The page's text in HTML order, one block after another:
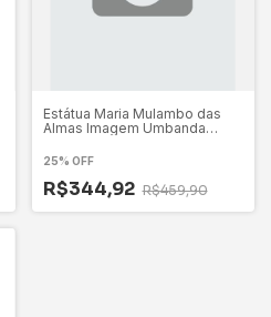
Estátua Maria Mulambo das
Almas Imagem Umbanda
25% OFF
R$344,92 R$459,90